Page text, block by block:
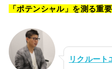
「ポテンシャル」を測る重
リクルート